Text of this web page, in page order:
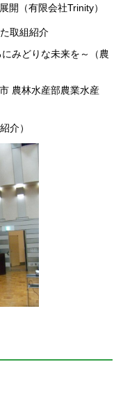
開（有限会社Trinity）
取組紹介
みどりな未来を～（農
農林水産部農業水産
介）